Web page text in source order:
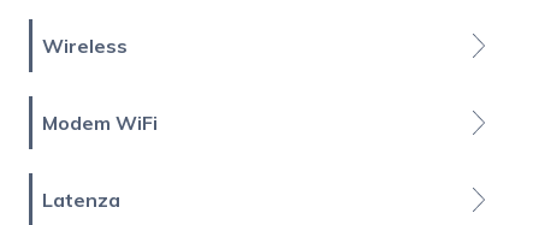
Wireless
Modem WiFi
Latenza